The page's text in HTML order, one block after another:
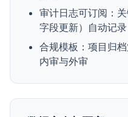
审计日志可订阅：
字段更新）自动记录
合规模板：项目归
内审与外审